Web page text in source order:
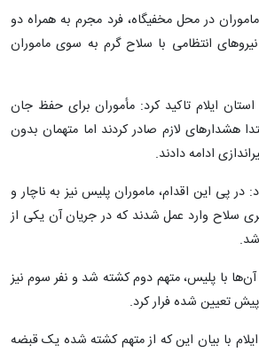
در محل مخفیگاه، فرد مجرم به همراه دو
انتظامی با سلاح گرم به سوی ماموران
ایلام تاکید کرد: مأموران برای حفظ جان
هشدارهای لازم صادر کردند اما متهمان بدون
ادامه دادند.
در پی این اقدام، ماموران پلیس نیز به ناچار و
سلاح وارد عمل شدند که در جریان آن یکی از
آن‌ها با پلیس، متهم دوم کشته شد و نفر سوم نیز
پیش تعیین شده فرار کرد.
با بیان این که از متهم کشته شده یک قبضه